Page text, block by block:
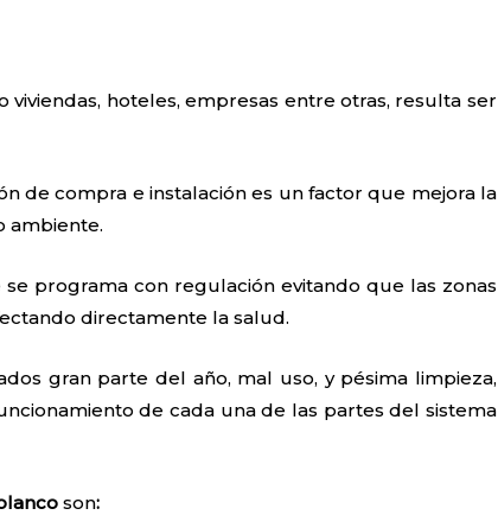
hoteles, empresas entre otras, resulta ser
de compra e instalación es un factor que mejora la
ambiente.
programa con regulación evitando que las zonas
directamente la salud.
gran parte del año, mal uso, y pésima limpieza,
de cada una de las partes del sistema
son: